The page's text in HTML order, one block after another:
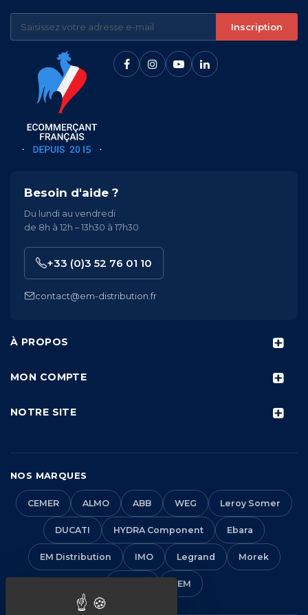
Inscription
À PROPOS
MON COMPTE
NOTRE SITE
Besoin d'aide ?
Du lundi au vendredi
de 8h à 12h – 13h30 à 17h30
+33 (0)3 52 76 01 10
contact@em-distribution.fr
NOS MARQUES
CEMER ALMO ABB WEG Leroy Somer
DUCATI HYDRA Component Ebara
EM Distribution IMO Legrand Morek
VEM